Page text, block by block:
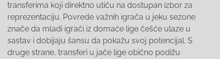
transferima koji direktno utiču na dostupan izbor za
reprezentaciju. Povrede važnih igrača u jeku sezone
znače da mladi igrači iz domaće lige češće ulaze u
sastav i dobijaju šansu da pokažu svoj potencijal. S
druge strane, transferi u jače lige obično podižu